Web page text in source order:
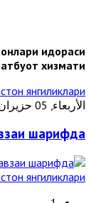
идораси
хизмати
янгиликлари
الأربعاء, 05 حزيران/يونيو 2024 00:00
шарифда
янгиликлари